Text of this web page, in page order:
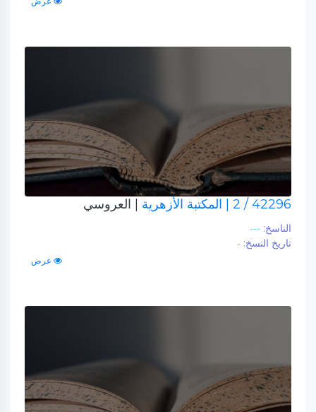
42296 / 2 | المكتبة الأزهرية | العروسي
الناسخ: ---
تاريخ النسخ: -
عرض